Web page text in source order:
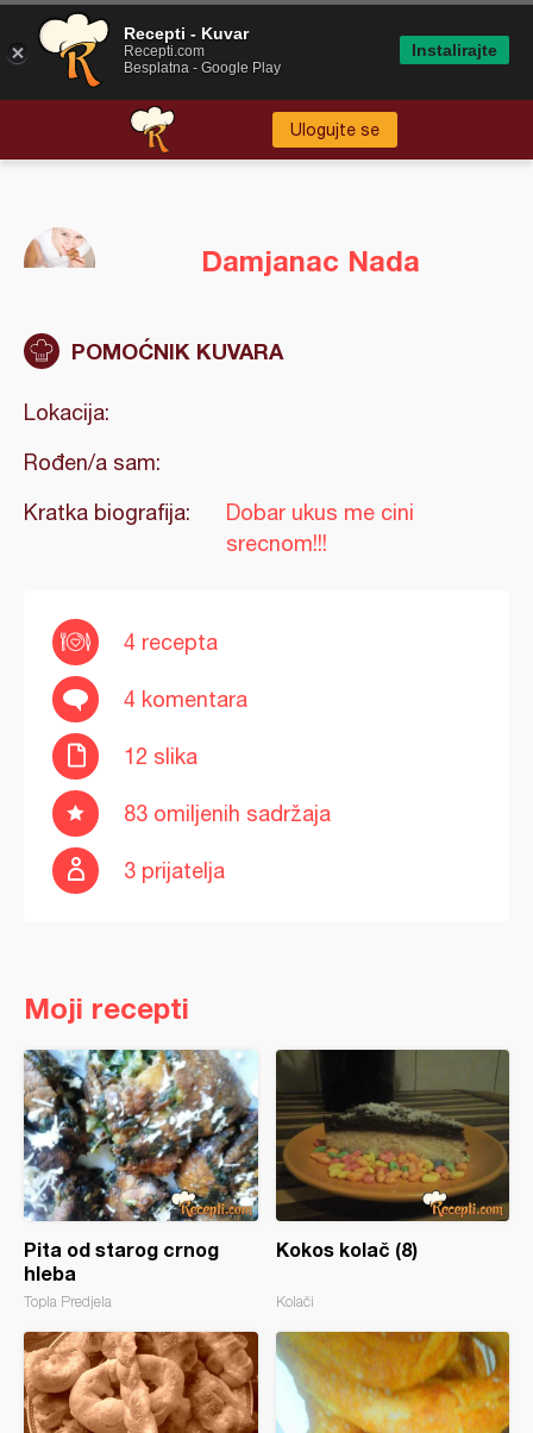
Ulogujte se
Damjanac Nada
POMOĆNIK KUVARA
Lokacija:
Rođen/a sam:
Kratka biografija:
Dobar ukus me cini
srecnom!!!
4 recepta
4 komentara
12 slika
83 omiljenih sadržaja
3 prijatelja
Moji recepti
Pita od starog crnog
hleba
Topla Predjela
Kokos kolač (8)
Kolači
Recepti - Kuvar
Recepti.com
Besplatna - Google Play
Instalirajte